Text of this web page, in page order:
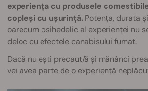
experiența cu produsele
copleși cu ușurință. Potența, durata
oarecum psihedelic al experienței nu
deloc cu efectele canabisului fumat.
Dacă nu ești precaut/ă și mănânci
vei avea parte de o experiență